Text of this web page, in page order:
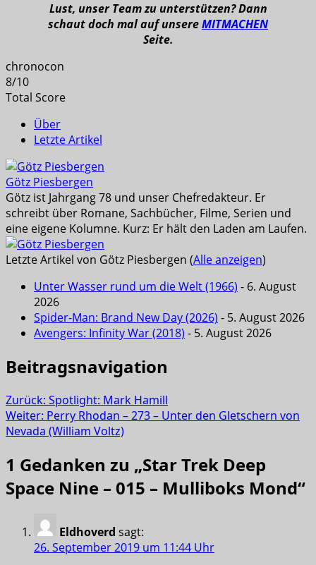
Lust, unser Team zu unterstützen? Dann
schaut doch mal auf unsereMITMACHEN
Seite.
chronocon
8/10
Total Score
Über
Letzte Artikel
Götz Piesbergen
Götz ist Jahrgang 78 und unser Chefredakteur. Er
schreibt über Romane, Sachbücher, Filme, Serien und
eine eigene Kolumne. Kurz: Er hält den Laden am Laufen.
Letzte Artikel von Götz Piesbergen (Alle anzeigen)
Unter Wasser rund um die Welt (1966) - 6. August
2026
Spider-Man: Brand New Day (2026) - 5. August 2026
Avengers: Infinity War (2018) - 5. August 2026
Beitragsnavigation
Zurück: Spotlight: Mark Hamill
Weiter: Perry Rhodan – 273 – Unter den Gletschern von
Nevada (William Voltz)
1 Gedanken zu „Star Trek Deep
Space Nine – 015 – Mulliboks Mond“
Eldhoverd sagt:
26. September 2019 um 11:44 Uhr